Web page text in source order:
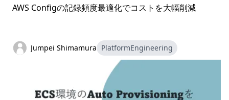
AWS Configの記録頻度最適化でコストを大幅削減
Jumpei Shimamura PlatformEngineering